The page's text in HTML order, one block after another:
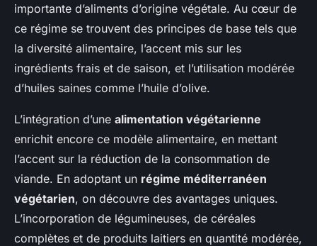
importante d’aliments d’origine végétale. Au cœur de
ce régime se trouvent des principes de base tels que
la diversité alimentaire, l’accent mis sur les
ingrédients frais et de saison, et l’utilisation modérée
d’huiles saines comme l’huile d’olive.
L’intégration d’une alimentation végétarienne
enrichit encore ce modèle alimentaire, en mettant
l’accent sur la réduction de la consommation de
viande. En adoptant un régime méditerranéen
végétarien, on découvre des avantages uniques.
L’incorporation de légumineuses, de céréales
complètes et de produits laitiers en quantité modérée,